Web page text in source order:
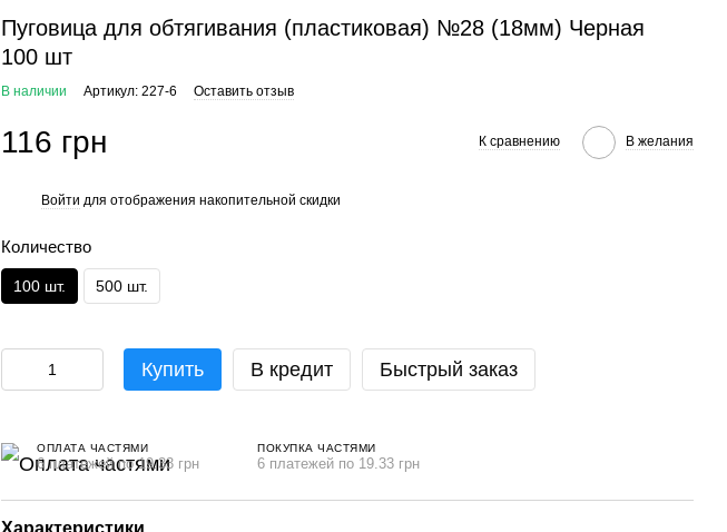
Пуговица для обтягивания (пластиковая) №28 (18мм) Черная
100 шт
В наличии Артикул: 227-6 Оставить отзыв
116 грн К сравнению В желания
Войти для отображения накопительной скидки
Количество
100 шт. 500 шт.
Купить В кредит Быстрый заказ
ОПЛАТА ЧАСТЯМИ
6 платежей по 19.33 грн
ПОКУПКА ЧАСТЯМИ
6 платежей по 19.33 грн
Характеристики